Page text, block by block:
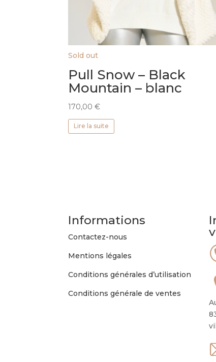
Sold out
Pull Snow – Black
Mountain – blanc
170,00€
Lire la suite
Informations
Contactez-nous
Mentions légales
Conditions générales d’utilisation
Conditions générale de ventes